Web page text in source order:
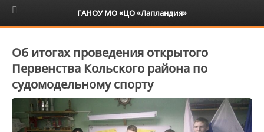
6+
Об итогах проведения открытого
Первенства Кольского района по
судомодельному спорту
ГАНОУ МО «ЦО «Лапландия»